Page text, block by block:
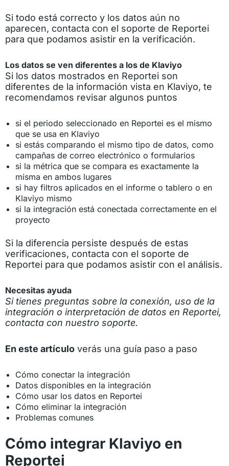
Si todo está correcto y los datos aún no
aparecen, contacta con el soporte de Reportei
para que podamos asistir en la verificación.
Los datos se ven diferentes a los de Klaviyo
Si los datos mostrados en Reportei son
diferentes de la información vista en Klaviyo, te
recomendamos revisar algunos puntos
si el periodo seleccionado en Reportei es el mismo
que se usa en Klaviyo
si estás comparando el mismo tipo de datos, como
campañas de correo electrónico o formularios
si la métrica que se compara es exactamente la
misma en ambos lugares
si hay filtros aplicados en el informe o tablero o en
Klaviyo mismo
si la integración está conectada correctamente en el
proyecto
Si la diferencia persiste después de estas
verificaciones, contacta con el soporte de
Reportei para que podamos asistir con el análisis.
Necesitas ayuda
Si tienes preguntas sobre la conexión, uso de la
integración o interpretación de datos en Reportei,
contacta con nuestro soporte.
En este artículo verás una guía paso a paso
Cómo conectar la integración
Datos disponibles en la integración
Cómo usar los datos en Reportei
Cómo eliminar la integración
Problemas comunes
Cómo integrar Klaviyo en
Reportei